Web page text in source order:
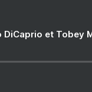
DiCaprio et Tobey